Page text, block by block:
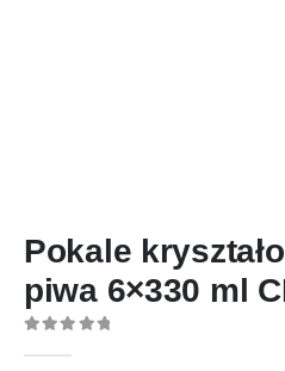
Pokale
piwa 6×330 ml